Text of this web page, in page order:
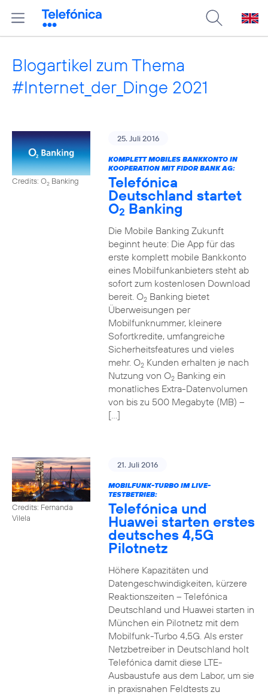
Blogartikel zum Thema
#Internet_der_Dinge 2021
Credits: O2 Banking
25. Juli 2016
KOMPLETT MOBILES BANKKONTO IN
KOOPERATION MIT FIDOR BANK AG:
Telefónica
Deutschland startet
O2 Banking
Die Mobile Banking Zukunft
beginnt heute: Die App für das
erste komplett mobile Bankkonto
eines Mobilfunkanbieters steht ab
sofort zum kostenlosen Download
bereit. O2Banking bietet
Überweisungen per
Mobilfunknummer, kleinere
Sofortkredite, umfangreiche
Sicherheitsfeatures und vieles
mehr. O2Kunden erhalten je nach
Nutzung von O2Banking ein
monatliches Extra-Datenvolumen
von bis zu 500 Megabyte (MB) –
[…]
Credits: Fernanda
Vilela
21. Juli 2016
MOBILFUNK-TURBO IM LIVE-
TESTBETRIEB:
Telefónica und
Huawei starten erstes
deutsches 4,5G
Pilotnetz
Höhere Kapazitäten und
Datengeschwindigkeiten, kürzere
Reaktionszeiten – Telefónica
Deutschland und Huawei starten in
München ein Pilotnetz mit dem
Mobilfunk-Turbo 4,5G. Als erster
Netzbetreiber in Deutschland holt
Telefónica damit diese LTE-
Ausbaustufe aus dem Labor, um sie
in praxisnahen Feldtests zu